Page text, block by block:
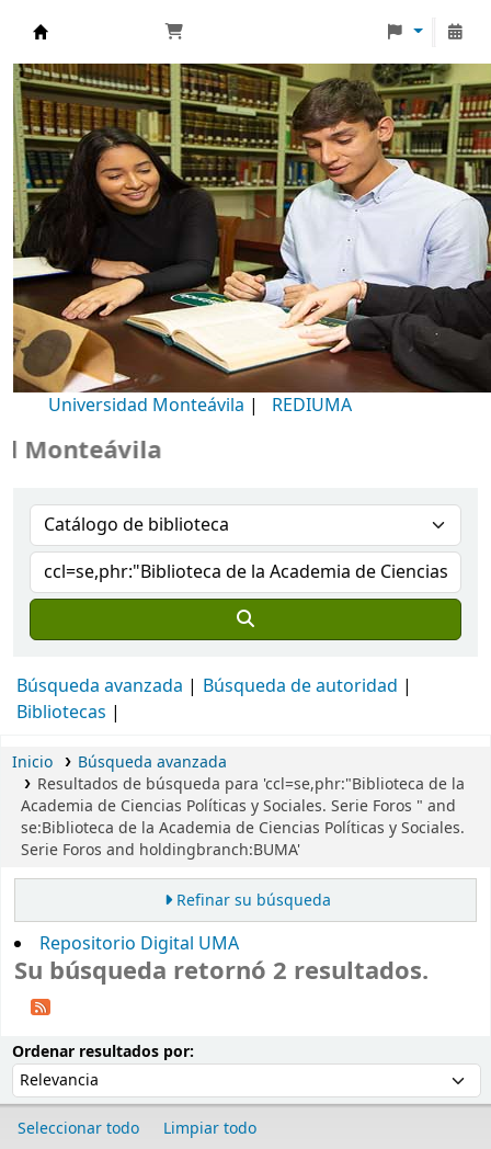
Biblioteca Universidad Monteávila
Universidad Monteávila | REDIUMA
Búsqueda avanzada
Búsqueda de autoridad
Bibliotecas
Inicio
Búsqueda avanzada
Resultados de búsqueda para 'ccl=se,phr:"Biblioteca de la
Academia de Ciencias Políticas y Sociales. Serie Foros " and
se:Biblioteca de la Academia de Ciencias Políticas y Sociales.
Serie Foros and holdingbranch:BUMA'
Refinar su búsqueda
Repositorio Digital UMA
Su búsqueda retornó 2 resultados.
Ordenar resultados por:
Seleccionar todo
Limpiar todo